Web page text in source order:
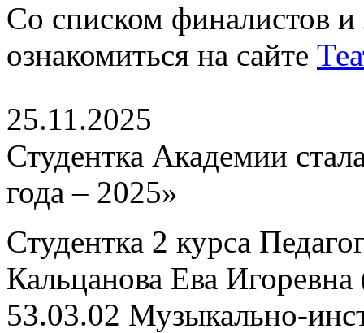
Со списком финалистов
ознакомиться на сайте
25.11.2025
Студентка Академии
года – 2025»
Студентка 2 курса
Кальцанова Ева Игоревна
53.03.02 Музыкально-